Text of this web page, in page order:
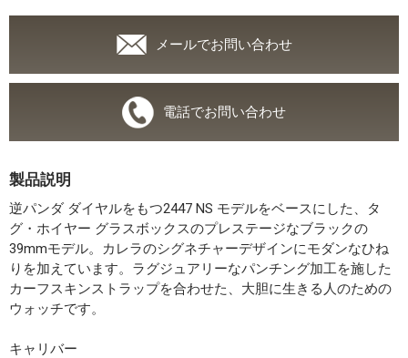
メールでお問い合わせ
電話でお問い合わせ
製品説明
逆パンダ ダイヤルをもつ2447 NS モデルをベースにした、タ
グ・ホイヤー グラスボックスのプレステージなブラックの
39mmモデル。カレラのシグネチャーデザインにモダンなひね
りを加えています。ラグジュアリーなパンチング加工を施した
カーフスキンストラップを合わせた、大胆に生きる人のための
ウォッチです。
キャリバー